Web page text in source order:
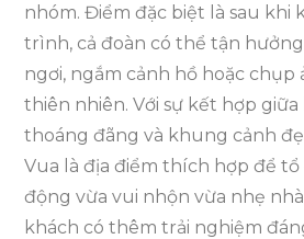
nhóm. Điểm đặc biệt là sau khi
trình, cả đoàn có thể tận
ngơi, ngắm cảnh hồ hoặc chụp
thiên nhiên. Với sự kết hợp
thoáng đãng và khung cảnh
Vua là địa điểm thích hợp để
động vừa vui nhộn vừa nhẹ
khách có thêm trải nghiệm